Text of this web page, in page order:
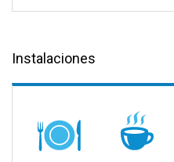
Instalaciones